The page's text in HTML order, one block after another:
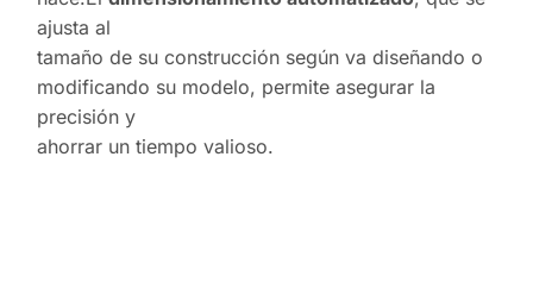
ajusta al
tamaño de su construcción según va diseñando o
modificando su modelo, permite asegurar la
precisión y
ahorrar un tiempo valioso.